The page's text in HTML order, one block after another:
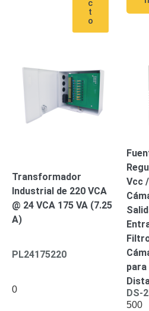
Fuentes
Alimentación
PDUPlantas
EnergíaPoE
de Largo
Completos
IP
Megapixel TurboHD
de 8
c
t
o
Transformador
Industrial de 220 VCA
@ 24 VCA 175 VA (7.25
A)
PL24175220
0
Vcc
DS-
500